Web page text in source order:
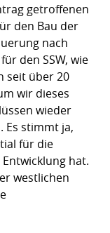
getroffenen
den Bau der
nach
den SSW, wie
seit über 20
wir dieses
wieder
Es stimmt ja,
für die
hat.
westlichen